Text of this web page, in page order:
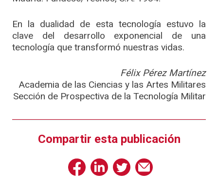
En la dualidad de esta tecnología estuvo la
clave del desarrollo exponencial de una
tecnología que transformó nuestras vidas.
Félix Pérez Martínez
Academia de las Ciencias y las Artes Militares
Sección de Prospectiva de la Tecnología Militar
Compartir esta publicación